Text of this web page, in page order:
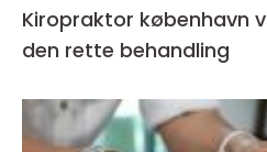
Kiropraktor københavn v sådan vælger du
den rette behandling